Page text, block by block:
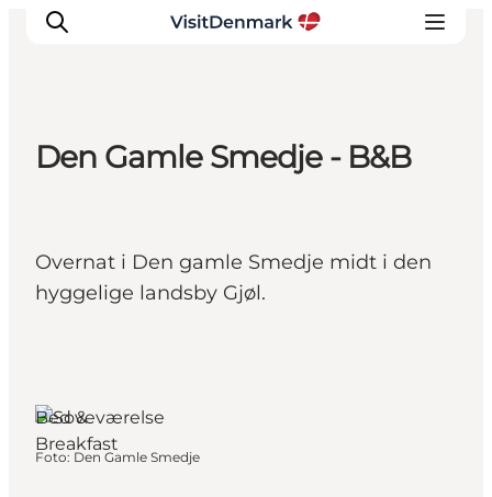
Oplevelser
Overnatning
Planlæg ferien
Den Gamle Smedje - B&B
Overnat i Den gamle Smedje midt i den
hyggelige landsby Gjøl.
Bed &
Breakfast
Foto: Den Gamle Smedje